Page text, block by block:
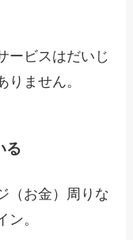
ービスはだいじ
りません。
る
（お金）周りな
ン。